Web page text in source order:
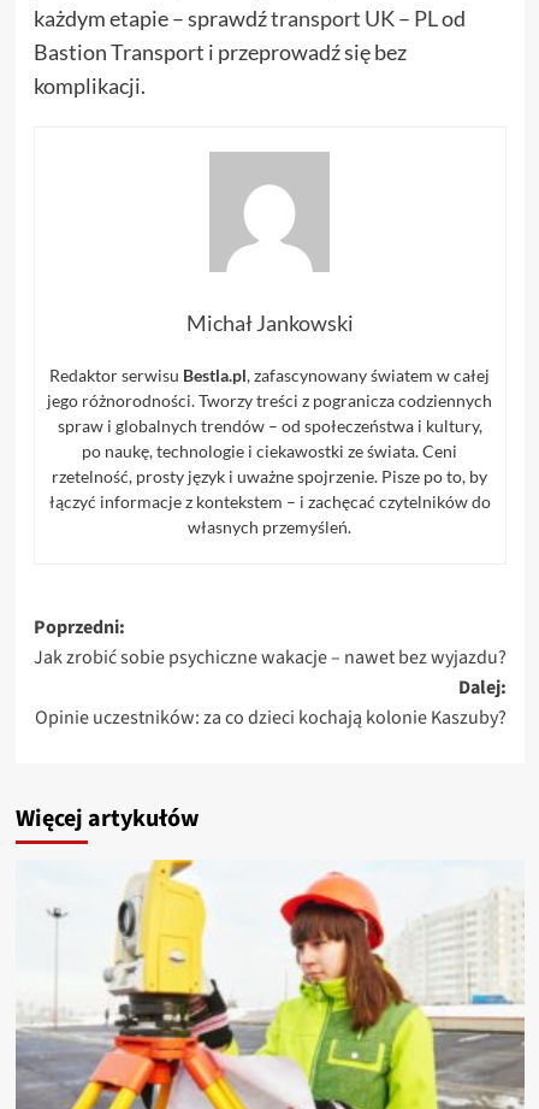
każdym etapie – sprawdźtransport UK – PLod
Bastion Transport i przeprowadź się bez
komplikacji.
Michał Jankowski
Redaktor serwisu Bestla.pl, zafascynowany światem w całej
jego różnorodności. Tworzy treści z pogranicza codziennych
spraw i globalnych trendów – od społeczeństwa i kultury,
po naukę, technologie i ciekawostki ze świata. Ceni
rzetelność, prosty język i uważne spojrzenie. Pisze po to, by
łączyć informacje z kontekstem – i zachęcać czytelników do
własnych przemyśleń.
Zobacz
wpisy
Poprzedni:
Jak zrobić sobie psychiczne wakacje – nawet bez wyjazdu?
Dalej:
Opinie uczestników: za co dzieci kochają kolonie Kaszuby?
Więcej artykułów